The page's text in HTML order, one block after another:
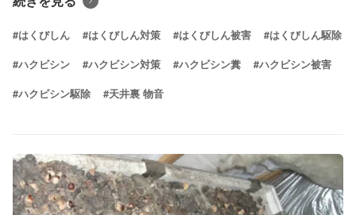
#はくびしん #はくびしん対策 #はくびしん被害 #はくびしん駆除
#ハクビシン #ハクビシン対策 #ハクビシン糞 #ハクビシン被害
#ハクビシン駆除 #天井裏 物音